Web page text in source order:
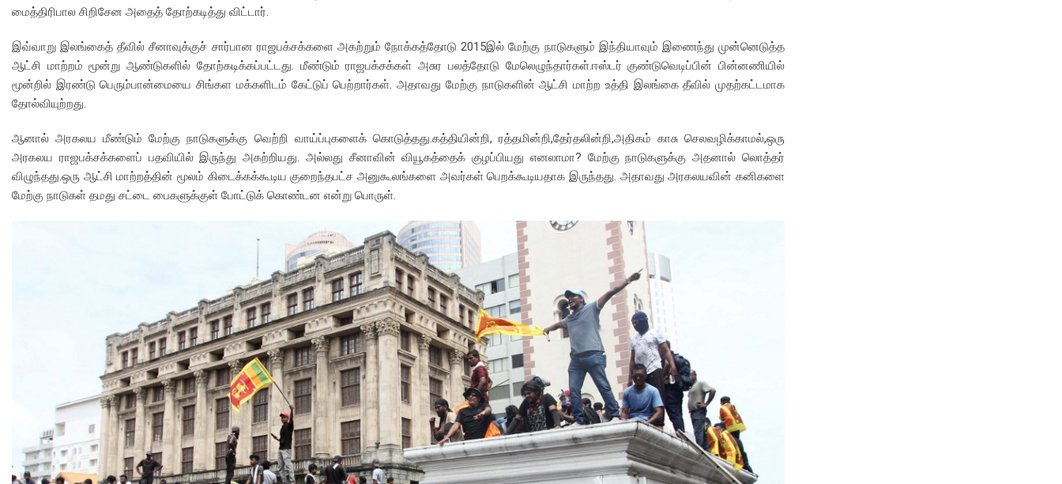
மைத்திரிபால சிறிசேன அதைத் தோற்கடித்து விட்டார்.
இவ்வாறு இலங்கைத் தீவில் சீனாவுக்குச் சார்பான ராஜபக்சக்களை அகற்றும் நோக்கத்தோடு 2015இல் மேற்கு நாடுகளும் இந்தியாவும் இணைந்து முன்னெடுத்த
ஆட்சி மாற்றம் மூன்று ஆண்டுகளில் தோற்கடிக்கப்பட்டது. மீண்டும் ராஜபக்சக்கள் அசுர பலத்தோடு மேலெழுந்தார்கள்.ஈஸ்டர் குண்டுவெடிப்பின் பின்னணியில்
மூன்றில் இரண்டு பெரும்பான்மையை சிங்கள மக்களிடம் கேட்டுப் பெற்றார்கள். அதாவது மேற்கு நாடுகளின் ஆட்சி மாற்ற உத்தி இலங்கை தீவில் முதற்கட்டமாக
தோல்வியுற்றது.
ஆனால் அரகலய மீண்டும் மேற்கு நாடுகளுக்கு வெற்றி வாய்ப்புகளைக் கொடுத்தது.கத்தியின்றி, ரத்தமின்றி,தேர்தலின்றி,அதிகம் காசு செலவழிக்காமல்,ஒரு
அரகலய ராஜபக்சக்களைப் பதவியில் இருந்து அகற்றியது. அல்லது சீனாவின் வியூகத்தைக் குழப்பியது எனலாமா? மேற்கு நாடுகளுக்கு அதனால் லொத்தர்
விழுந்தது.ஒரு ஆட்சி மாற்றத்தின் மூலம் கிடைக்கக்கூடிய குறைந்தபட்ச அனுகூலங்களை அவர்கள் பெறக்கூடியதாக இருந்தது. அதாவது அரகலயவின் கனிகளை
மேற்கு நாடுகள் தமது சட்டை பைகளுக்குள் போட்டுக் கொண்டன என்று பொருள்.